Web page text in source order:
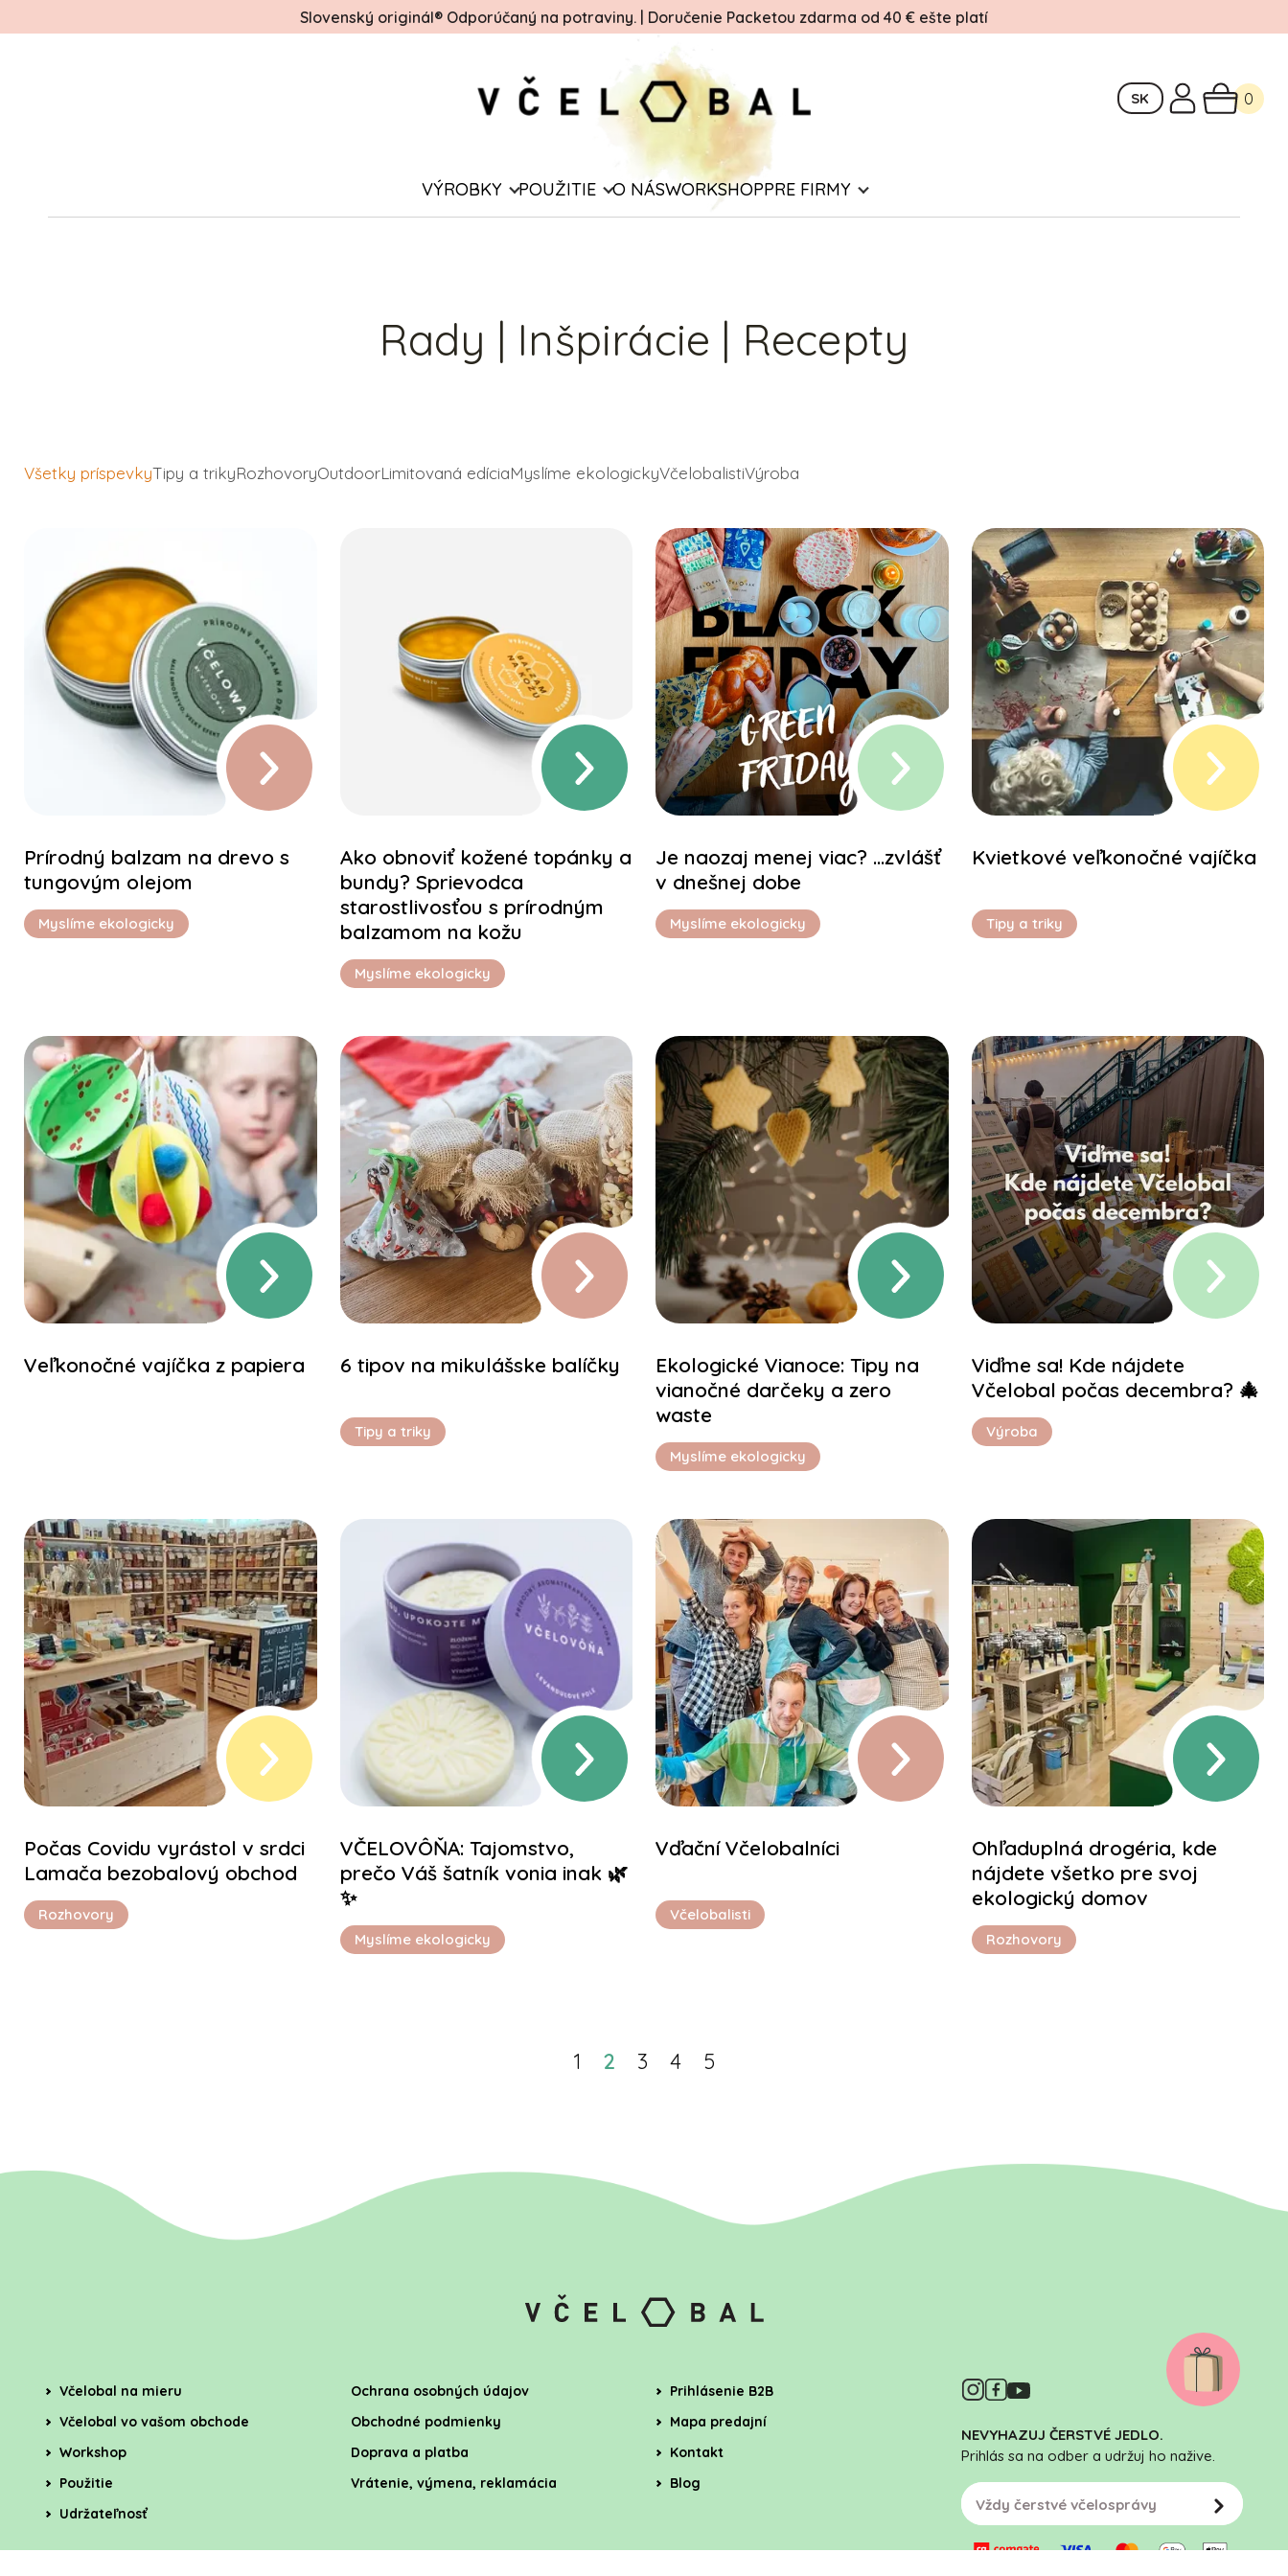
Slovenský originál® Odporúčaný na potraviny. | Doručenie Packetou zdarma od 40 € ešte platí
SK 0
VÝROBKY POUŽITIE O NÁSWORKSHOPPRE FIRMY
Rady | Inšpirácie | Recepty
Všetky príspevkyTipy a trikyRozhovoryOutdoorLimitovaná edíciaMyslíme ekologickyVčelobalistiVýroba
Prírodný balzam na drevo s
tungovým olejom
Myslíme ekologicky
Ako obnoviť kožené topánky a
bundy? Sprievodca
starostlivosťou s prírodným
balzamom na kožu
Myslíme ekologicky
Je naozaj menej viac? …zvlášť
v dnešnej dobe
Myslíme ekologicky
Kvietkové veľkonočné vajíčka
Tipy a triky
Veľkonočné vajíčka z papiera 6 tipov na mikulášske balíčky
Tipy a triky
Ekologické Vianoce: Tipy na
vianočné darčeky a zero
waste
Myslíme ekologicky
Viďme sa! Kde nájdete
Včelobal počas decembra? 🎄
Výroba
Počas Covidu vyrástol v srdci
Lamača bezobalový obchod
Rozhovory
VČELOVÔŇA: Tajomstvo,
prečo Váš šatník vonia inak 🌿
✨
Myslíme ekologicky
Vďační Včelobalníci
Včelobalisti
Ohľaduplná drogéria, kde
nájdete všetko pre svoj
ekologický domov
Rozhovory
1 2 3 4 5
Včelobal na mieru
Včelobal vo vašom obchode
Workshop
Použitie
Udržateľnosť
Ochrana osobných údajov
Obchodné podmienky
Doprava a platba
Vrátenie, výmena, reklamácia
Prihlásenie B2B
Mapa predajní
Kontakt
Blog
NEVYHAZUJ ČERSTVÉ JEDLO.
Prihlás sa na odber a udržuj ho nažive.